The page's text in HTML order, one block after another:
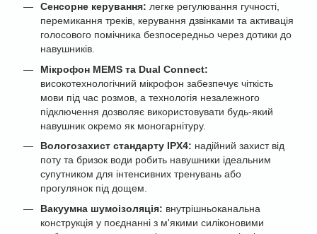
Сенсорне керування: легке регулювання гучності,
перемикання треків, керування дзвінками та активація
голосового помічника безпосередньо через дотики до
навушників.
Мікрофон MEMS та Dual Connect:
високотехнологічний мікрофон забезпечує чіткість
мови під час розмов, а технологія незалежного
підключення дозволяє використовувати будь-який
навушник окремо як моногарнітуру.
Вологозахист стандарту IPX4: надійний захист від
поту та бризок води робить навушники ідеальним
супутником для інтенсивних тренувань або
прогулянок під дощем.
Вакуумна шумоізоляція: внутрішньоканальна
конструкція у поєднанні з м'якими силіконовими